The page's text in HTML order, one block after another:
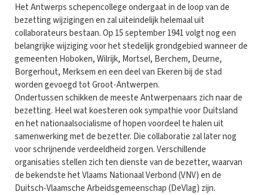
Het Antwerps schepencollege ondergaat in de loop van de
bezetting wijzigingen en zal uiteindelijk helemaal uit
collaborateurs bestaan. Op 15 september 1941 volgt nog een
belangrijke wijziging voor het stedelijk grondgebied wanneer de
gemeenten Hoboken, Wilrijk, Mortsel, Berchem, Deurne,
Borgerhout, Merksem en een deel van Ekeren bij de stad
worden gevoegd tot Groot-Antwerpen.
Ondertussen schikken de meeste Antwerpenaars zich naar de
bezetting. Heel wat koesteren ook sympathie voor Duitsland
en het nationaalsocialisme of hopen voordeel te halen uit
samenwerking met de bezetter. Die collaboratie zal later nog
voor schrijnende verdeeldheid zorgen. Verschillende
organisaties stellen zich ten dienste van de bezetter, waarvan
de bekendste het Vlaams Nationaal Verbond (VNV) en de
Duitsch-Vlaamsche Arbeidsgemeenschap (DeVlag) zijn.